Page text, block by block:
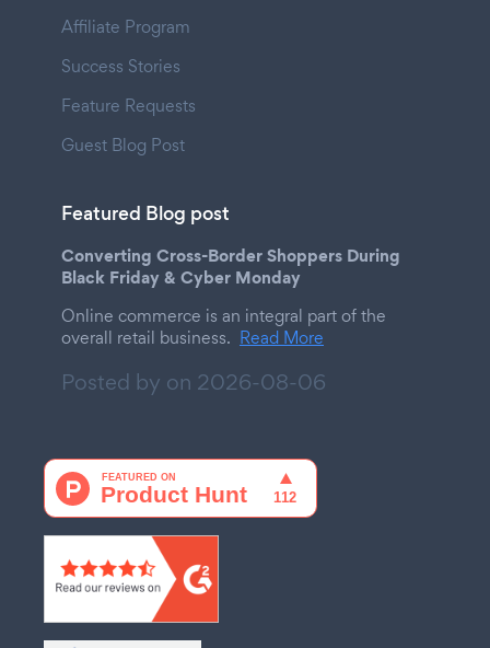
Affiliate Program
Success Stories
Feature Requests
Guest Blog Post
Featured Blog post
Converting Cross-Border Shoppers During
Black Friday & Cyber Monday
Online commerce is an integral part of the
overall retail business. Read More
Posted by on 2026-08-06